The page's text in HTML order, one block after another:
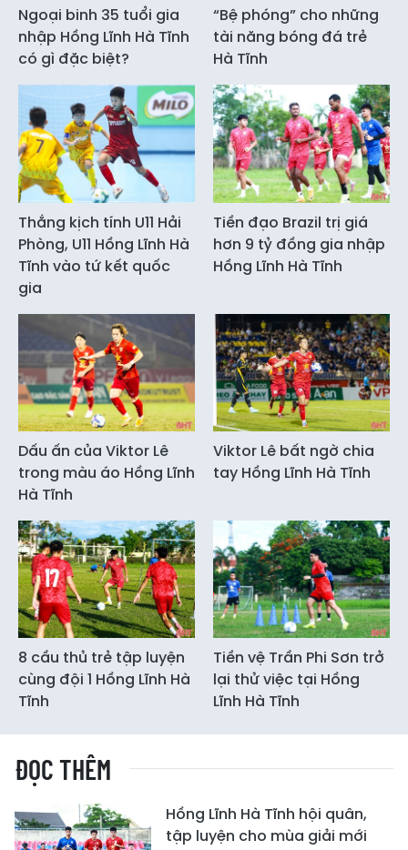
Ngoại binh 35 tuổi gia
nhập Hồng Lĩnh Hà Tĩnh
có gì đặc biệt?
“Bệ phóng” cho những
tài năng bóng đá trẻ
Hà Tĩnh
Thắng kịch tính U11 Hải
Phòng, U11 Hồng Lĩnh Hà
Tĩnh vào tứ kết quốc
gia
Tiền đạo Brazil trị giá
hơn 9 tỷ đồng gia nhập
Hồng Lĩnh Hà Tĩnh
Dấu ấn của Viktor Lê
trong màu áo Hồng Lĩnh
Hà Tĩnh
Viktor Lê bất ngờ chia
tay Hồng Lĩnh Hà Tĩnh
8 cầu thủ trẻ tập luyện
cùng đội 1 Hồng Lĩnh Hà
Tĩnh
Tiền vệ Trần Phi Sơn trở
lại thử việc tại Hồng
Lĩnh Hà Tĩnh
ĐỌC THÊM
Hồng Lĩnh Hà Tĩnh hội quân,
tập luyện cho mùa giải mới